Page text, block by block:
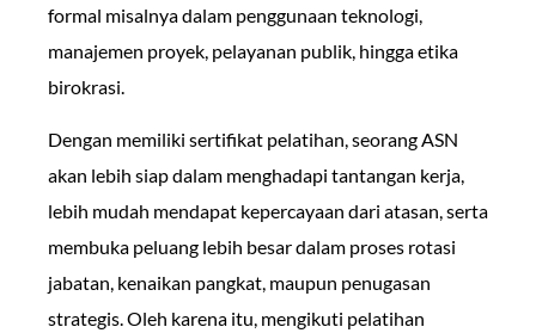
formal misalnya dalam penggunaan teknologi,
manajemen proyek, pelayanan publik, hingga etika
birokrasi.
Dengan memiliki sertifikat pelatihan, seorang ASN
akan lebih siap dalam menghadapi tantangan kerja,
lebih mudah mendapat kepercayaan dari atasan, serta
membuka peluang lebih besar dalam proses rotasi
jabatan, kenaikan pangkat, maupun penugasan
strategis. Oleh karena itu, mengikuti pelatihan